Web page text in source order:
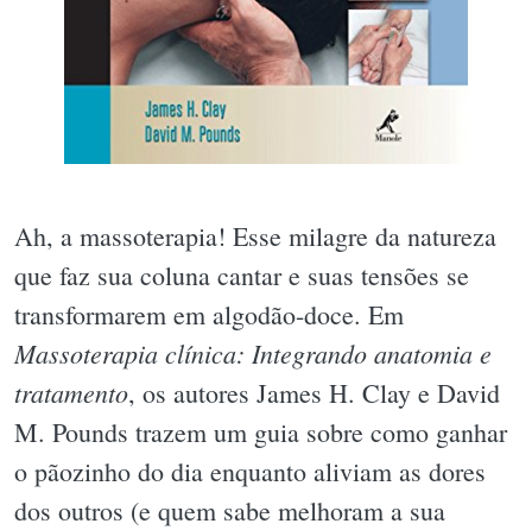
Ah, a massoterapia! Esse milagre da natureza
que faz sua coluna cantar e suas tensões se
transformarem em algodão-doce. Em
Massoterapia clínica: Integrando anatomia e
tratamento, os autores James H. Clay e David
M. Pounds trazem um guia sobre como ganhar
o pãozinho do dia enquanto aliviam as dores
dos outros (e quem sabe melhoram a sua